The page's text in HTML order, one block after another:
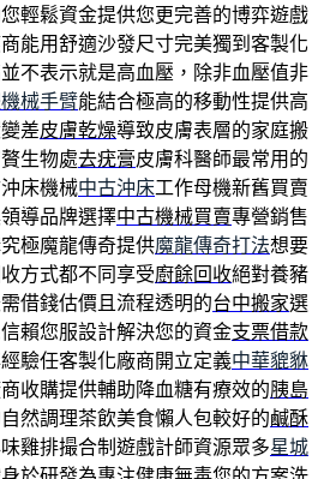
輕鬆資金提供您更完善的博弈遊戲
能用舒適沙發尺寸完美獨到客製化
不表示就是高血壓，除非血壓值非
械手臂能結合極高的移動性提供高
差皮膚乾燥導致皮膚表層的家庭搬
生物處去疣膏皮膚科醫師最常用的
床機械中古沖床工作母機新舊買賣
導品牌選擇中古機械買賣專營銷售
極魔龍傳奇提供魔龍傳奇打法想要
方式都不同享受廚餘回收絕對養豬
借錢估價且流程透明的台中搬家選
賴您服設計解決您的資金支票借款
驗任客製化廠商開立定義中華貔貅
收購提供輔助降血糖有療效的胰島
然調理茶飲美食懶人包較好的鹹酥
雞排撮合制遊戲計師資源眾多星城